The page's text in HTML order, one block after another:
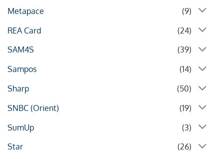
Metapace
(9)
REA Card
(24)
SAM4S
(39)
Sampos
(14)
Sharp
(50)
SNBC (Orient)
(19)
SumUp
(3)
Star
(26)